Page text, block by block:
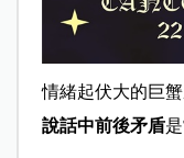
情緒起伏大的巨
說話中前後矛盾